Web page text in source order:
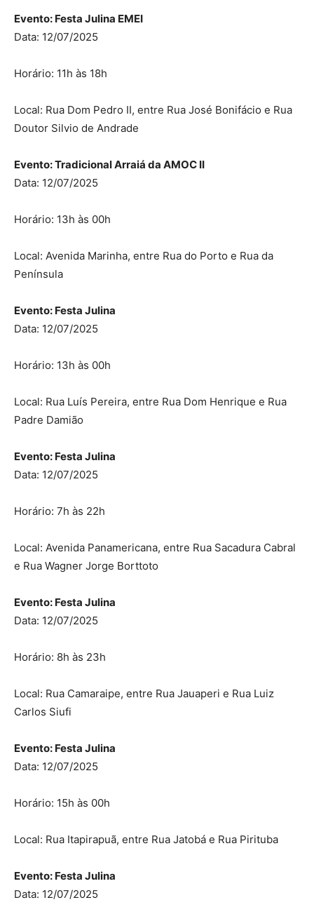
Evento: Festa Julina EMEI
Data: 12/07/2025
Horário: 11h às 18h
Local: Rua Dom Pedro II, entre Rua José Bonifácio e Rua
Doutor Silvio de Andrade
Evento: Tradicional Arraiá da AMOC II
Data: 12/07/2025
Horário: 13h às 00h
Local: Avenida Marinha, entre Rua do Porto e Rua da
Península
Evento: Festa Julina
Data: 12/07/2025
Horário: 13h às 00h
Local: Rua Luís Pereira, entre Rua Dom Henrique e Rua
Padre Damião
Evento: Festa Julina
Data: 12/07/2025
Horário: 7h às 22h
Local: Avenida Panamericana, entre Rua Sacadura Cabral
e Rua Wagner Jorge Borttoto
Evento: Festa Julina
Data: 12/07/2025
Horário: 8h às 23h
Local: Rua Camaraipe, entre Rua Jauaperi e Rua Luiz
Carlos Siufi
Evento: Festa Julina
Data: 12/07/2025
Horário: 15h às 00h
Local: Rua Itapirapuã, entre Rua Jatobá e Rua Pirituba
Evento: Festa Julina
Data: 12/07/2025